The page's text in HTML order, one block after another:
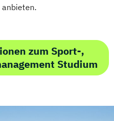
zum Sport-,
Studium